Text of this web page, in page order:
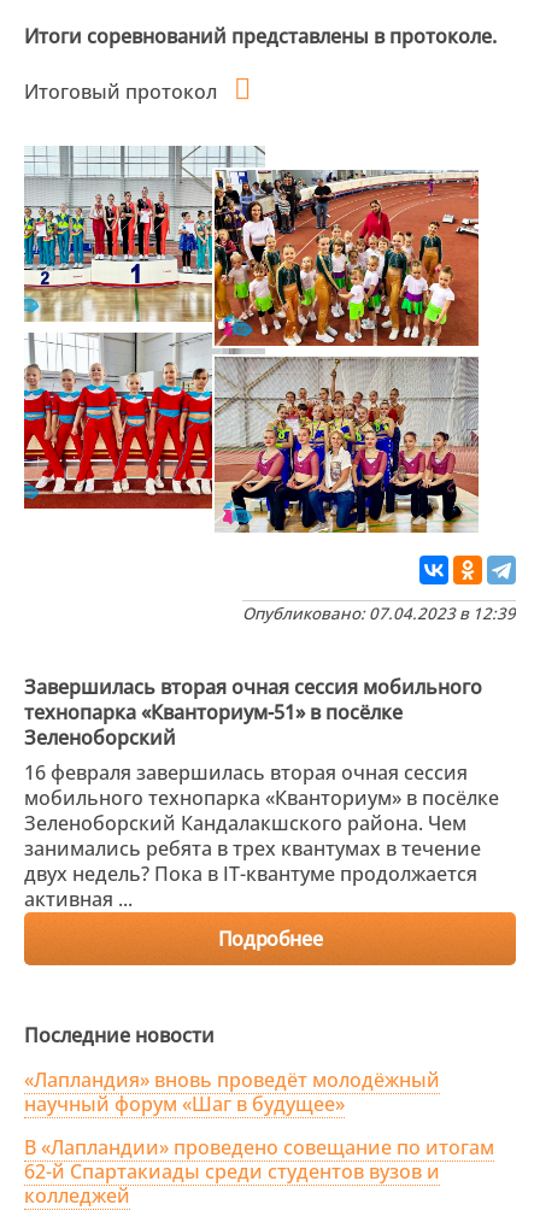
Итоги соревнований представлены в протоколе.
Итоговый протокол
Опубликовано: 07.04.2023 в 12:39
Завершилась вторая очная сессия мобильного
технопарка «Кванториум-51»​ в посёлке
Зеленоборский
16 февраля завершилась вторая очная сессия
мобильного технопарка «Кванториум»​ в посёлке
Зеленоборский Кандалакшского района. Чем
занимались ребята в трех квантумах в течение
двух недель? Пока в​ IT-квантуме продолжается
активная ...
Подробнее
Последние новости
«Лапландия» вновь проведёт молодёжный
научный форум «Шаг в будущее»
В «Лапландии» проведено совещание по итогам
62-й Спартакиады среди студентов вузов и
колледжей